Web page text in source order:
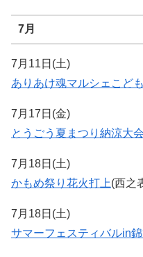
7月
7月11日(土)
ありあけ魂マルシェこど
7月17日(金)
とうごう夏まつり納涼大会
7月18日(土)
かもめ祭り花火打上(西之
7月18日(土)
サマーフェスティバルin